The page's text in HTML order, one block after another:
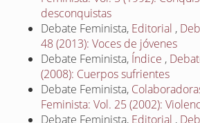
desconquistas
Debate Feminista, Editorial ,
48 (2013): Voces de jóvenes
Debate Feminista, Índice ,
(2008): Cuerpos sufrientes
Debate Feminista,
Feminista: Vol. 25 (2002):
Debate Feminista, Editorial ,